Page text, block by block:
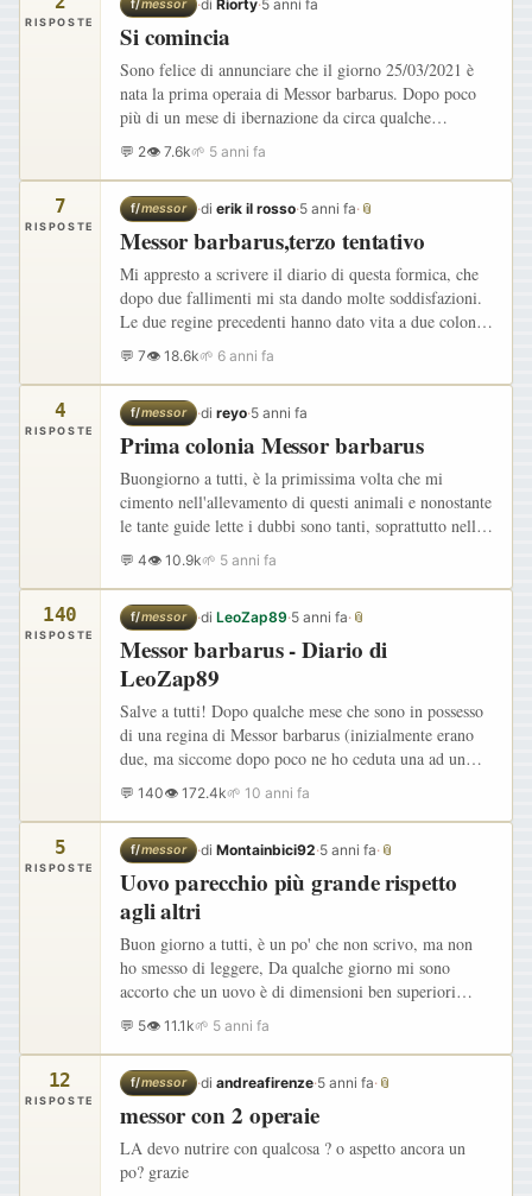
RISPOSTE
f/messor ·di Riorty·5 anni fa
Si comincia
Sono felice di annunciare che il giorno 25/03/2021 è
nata la prima operaia di Messor barbarus. Dopo poco
più di un mese di ibernazione da circa qualche
settimana avevo notato la comparsa delle prime uova.
Il tappettino…
💬 2👁 7.6k🌱 5 anni fa
7
RISPOSTE
f/messor ·di erik il rosso·5 anni fa· 📎
Messor barbarus,terzo tentativo
Mi appresto a scrivere il diario di questa formica, che
dopo due fallimenti mi sta dando molte soddisfazioni.
Le due regine precedenti hanno dato vita a due colonie
relativamente vitali,ma una regina morì di morte…
💬 7👁 18.6k🌱 6 anni fa
4
RISPOSTE
f/messor ·di reyo·5 anni fa
Prima colonia Messor barbarus
Buongiorno a tutti, è la primissima volta che mi
cimento nell'allevamento di questi animali e nonostante
le tante guide lette i dubbi sono tanti, soprattutto nella
prima fase. Ho ricevuto la colonia in provetta solo…
💬 4👁 10.9k🌱 5 anni fa
140
RISPOSTE
f/messor ·di LeoZap89·5 anni fa· 📎
Messor barbarus - Diario di
LeoZap89
Salve a tutti! Dopo qualche mese che sono in possesso
di una regina di Messor barbarus (inizialmente erano
due, ma siccome dopo poco ne ho ceduta una ad un
amico, tratterò l'argomento al singolare :) ), ho deciso
di…
💬 140👁 172.4k🌱 10 anni fa
5
RISPOSTE
f/messor ·di Montainbici92·5 anni fa· 📎
Uovo parecchio più grande rispetto
agli altri
Buon giorno a tutti, è un po' che non scrivo, ma non
ho smesso di leggere, Da qualche giorno mi sono
accorto che un uovo è di dimensioni ben superiori
rispetto agli altri e viene tenuto separato dalla covata,
allego…
💬 5👁 11.1k🌱 5 anni fa
12
RISPOSTE
f/messor ·di andreafirenze·5 anni fa· 📎
messor con 2 operaie
LA devo nutrire con qualcosa ? o aspetto ancora un
po? grazie